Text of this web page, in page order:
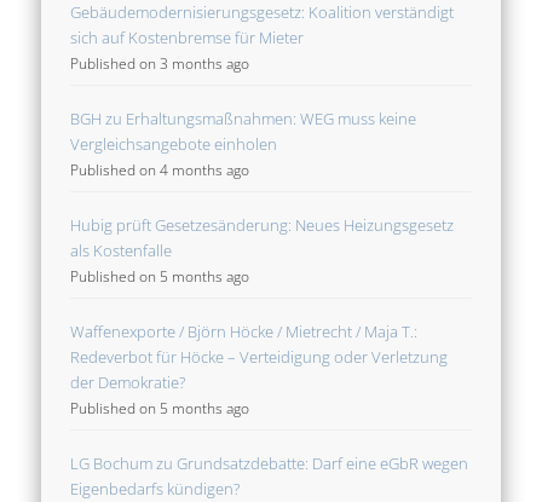
Gebäudemodernisierungsgesetz: Koalition verständigt
sich auf Kostenbremse für Mieter
Published on 3 months ago
BGH zu Erhaltungsmaßnahmen: WEG muss keine
Vergleichsangebote einholen
Published on 4 months ago
Hubig prüft Gesetzesänderung: Neues Heizungsgesetz
als Kostenfalle
Published on 5 months ago
Waffenexporte / Björn Höcke / Mietrecht / Maja T.:
Redeverbot für Höcke – Verteidigung oder Verletzung
der Demokratie?
Published on 5 months ago
LG Bochum zu Grundsatzdebatte: Darf eine eGbR wegen
Eigenbedarfs kündigen?